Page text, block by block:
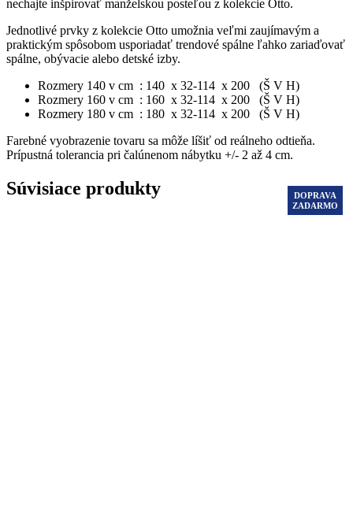
nechajte inšpirovať manželskou posteľou z kolekcie Otto.
Jednotlivé prvky z kolekcie Otto umožnia veľmi zaujímavým a
praktickým spôsobom usporiadať trendové spálne ľahko zariaďovať
spálne, obývacie alebo detské izby.
Rozmery 140 v cm : 140 x 32-114 x 200 (Š V H)
Rozmery 160 v cm : 160 x 32-114 x 200 (Š V H)
Rozmery 180 v cm : 180 x 32-114 x 200 (Š V H)
Farebné vyobrazenie tovaru sa môže líšiť od reálneho odtieňa.
Prípustná tolerancia pri čalúnenom nábytku +/- 2 až 4 cm.
Súvisiace produkty
DOPRAVA
ZADARMO
DOPRAVA
ZADARMO
DOPRAVA
ZADARMO
DOPRAVA
ZADARMO
DOPRAVA
ZADARMO
DOPRAVA
ZADARMO
DOPRAVA
ZADARMO
DOPRAVA
ZADARMO